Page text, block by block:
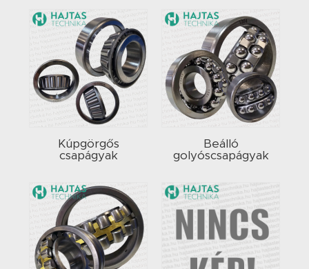
Kúpgörgős
csapágyak
Beálló
golyóscsapágyak